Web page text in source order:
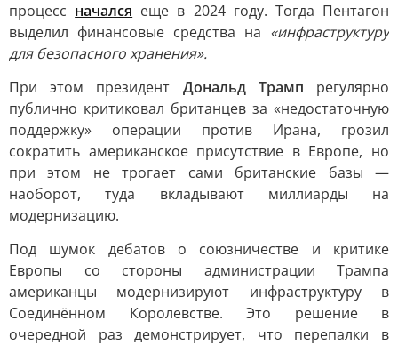
процесс начался еще в 2024 году. Тогда Пентагон
выделил финансовые средства на «инфраструктуру
для безопасного хранения».
При этом президент Дональд Трамп регулярно
публично критиковал британцев за «недостаточную
поддержку» операции против Ирана, грозил
сократить американское присутствие в Европе, но
при этом не трогает сами британские базы —
наоборот, туда вкладывают миллиарды на
модернизацию.
Под шумок дебатов о союзничестве и критике
Европы со стороны администрации Трампа
американцы модернизируют инфраструктуру в
Соединённом Королевстве. Это решение в
очередной раз демонстрирует, что перепалки в